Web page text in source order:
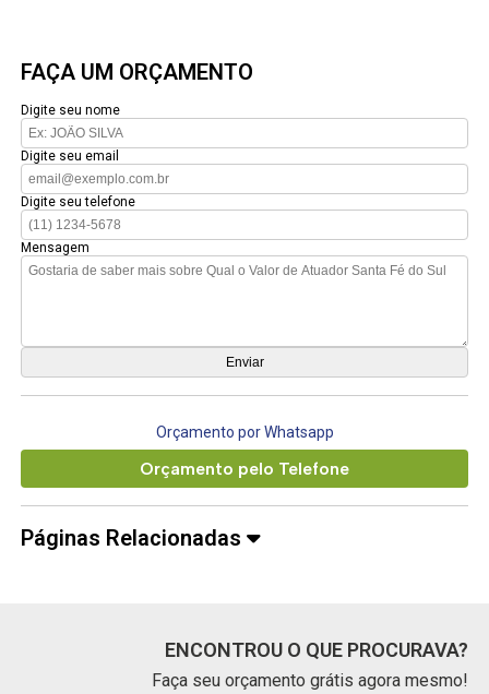
FAÇA UM ORÇAMENTO
Digite seu nome
Digite seu email
Digite seu telefone
Mensagem
Orçamento por Whatsapp
Orçamento pelo Telefone
Páginas Relacionadas
ENCONTROU O QUE PROCURAVA?
Faça seu orçamento grátis agora mesmo!